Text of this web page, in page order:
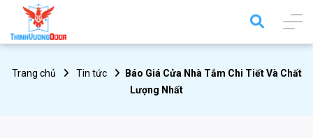
Trang chủ Tin tức
Báo Giá Cửa Nhà Tắm Chi Tiết Và Chất
Lượng Nhất